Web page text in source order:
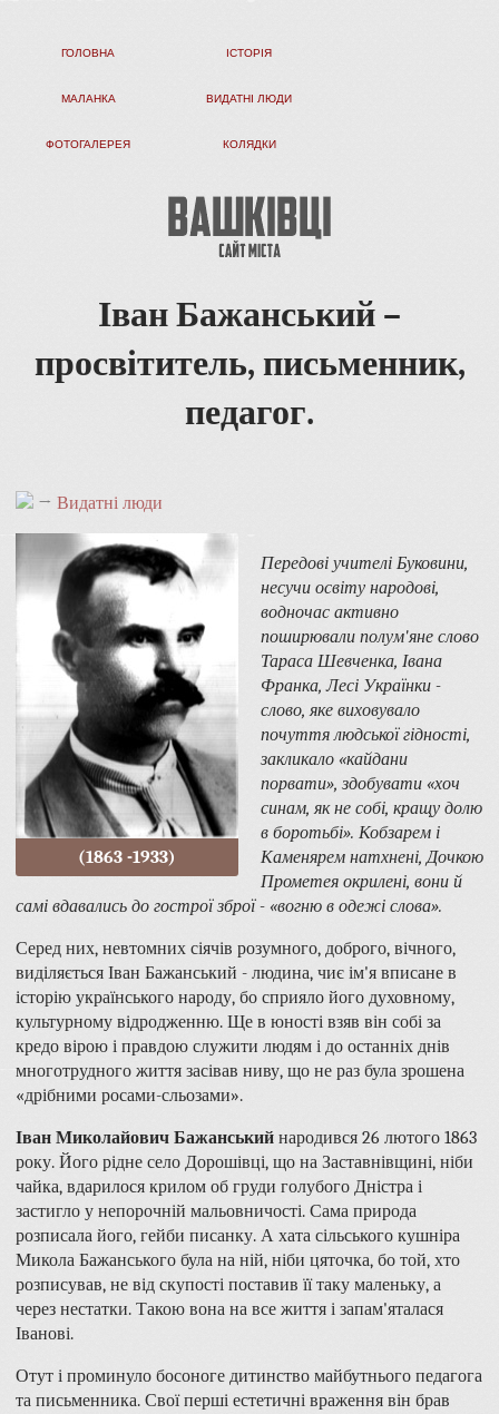
ГОЛОВНА ІСТОРІЯ
МАЛАНКА ВИДАТНІ ЛЮДИ
ФОТОГАЛЕРЕЯ КОЛЯДКИ
Іван Бажанський –
просвітитель, письменник,
педагог.
→ Видатні люди
(1863 -1933)
Передові учителі Буковини,
несучи освіту народові,
водночас активно
поширювали полум'яне слово
Тараса Шевченка, Івана
Франка, Лесі Українки -
слово, яке виховувало
почуття людської гідності,
закликало «кайдани
порвати», здобувати «хоч
синам, як не собі, кращу долю
в боротьбі». Кобзарем і
Каменярем натхнені, Дочкою
Прометея окрилені, вони й
самі вдавались до гострої зброї - «вогню в одежі слова».
Серед них, невтомних сіячів розумного, доброго, вічного,
виділяється Іван Бажанський - людина, чиє ім'я вписане в
історію українського народу, бо сприяло його духовному,
культурному відродженню. Ще в юності взяв він собі за
кредо вірою і правдою служити людям і до останніх днів
многотрудного життя засівав ниву, що не раз була зрошена
«дрібними росами-сльозами».
Іван Миколайович Бажанський народився 26 лютого 1863
року. Його рідне село Дорошівці, що на Заставнівщині, ніби
чайка, вдарилося крилом об груди голубого Дністра і
застигло у непорочній мальовничості. Сама природа
розписала його, гейби писанку. А хата сільського кушніра
Микола Бажанського була на ній, ніби цяточка, бо той, хто
розписував, не від скупості поставив її таку маленьку, а
через нестатки. Такою вона на все життя і запам'яталася
Іванові.
Отут і проминуло босоноге дитинство майбутнього педагога
та письменника. Свої перші естетичні враження він брав